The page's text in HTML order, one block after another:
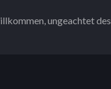
ungeachtet des